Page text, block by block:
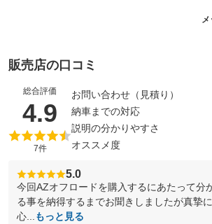
メ
販売店の口コミ
総合評価
4.9 （5点満点中）
7件
お問い合わせ（見積り）
納車までの対応
説明の分かりやすさ
オススメ度
5.0
今回AZオフロードを購入するにあたって分
る事を納得するまでお聞きしましたが真摯
心...
もっと見る